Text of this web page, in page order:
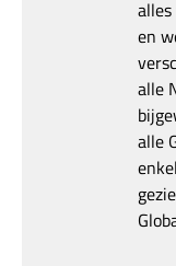
en
alle
alle